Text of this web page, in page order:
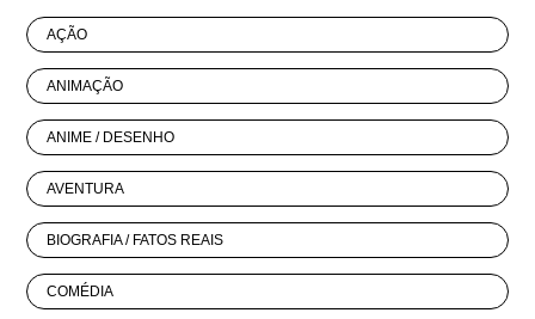
AÇÃO
ANIMAÇÃO
ANIME / DESENHO
AVENTURA
BIOGRAFIA / FATOS REAIS
COMÉDIA